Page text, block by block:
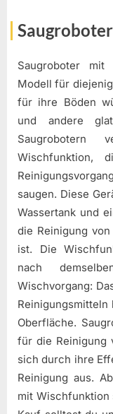
Saugroboter
Modell für
für ihre Böden
und andere
Saugrobotern
Wischfunktion,
saugen. Diese
Wassertank und
die Reinigung
ist. Die
nach
Wischvorgang:
Oberfläche.
für die Reinigung
sich durch ihre
Reinigung aus.
mit Wischfunktion